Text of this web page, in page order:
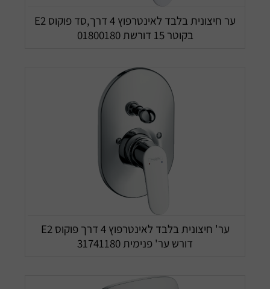
ער חיצונית בלבד לאינטרפוץ 4 דרך,סד פוקוס E2
בקוטר 15 דורשת 01800180
ער' חיצונית בלבד לאינטרפוץ 4 דרך פוקוס E2
דורש ער' פנימית 31741180